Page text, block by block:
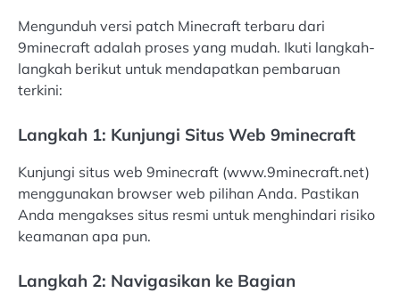
Mengunduh versi patch Minecraft terbaru dari
9minecraft adalah proses yang mudah. Ikuti langkah-
langkah berikut untuk mendapatkan pembaruan
terkini:
Langkah 1: Kunjungi Situs Web 9minecraft
Kunjungi situs web 9minecraft (www.9minecraft.net)
menggunakan browser web pilihan Anda. Pastikan
Anda mengakses situs resmi untuk menghindari risiko
keamanan apa pun.
Langkah 2: Navigasikan ke Bagian